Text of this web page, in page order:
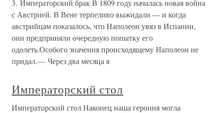
3. Императорский брак В 1809 году началась новая война
с Австрией. В Вене терпеливо выжидали — и когда
австрийцам показалось, что Наполеон увяз в Испании,
они предприняли очередную попытку его
одолеть.Особого значения происходящему Наполеон не
придал.— Через два месяца я
Императорский стол
Императорский стол Наконец наша героиня могла